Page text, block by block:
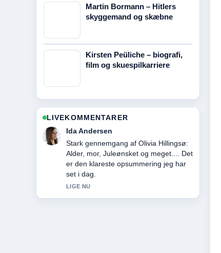
Martin Bormann – Hitlers
skyggemand og skæbne
Kirsten Peüliche – biografi,
film og skuespilkarriere
LIVEKOMMENTARER
Emil Knudsen
Folgningen af Bord Bænkesæt –
Sammenlign mål, materialer og... er
balanceret og let at forsta.
3 MIN SIDEN